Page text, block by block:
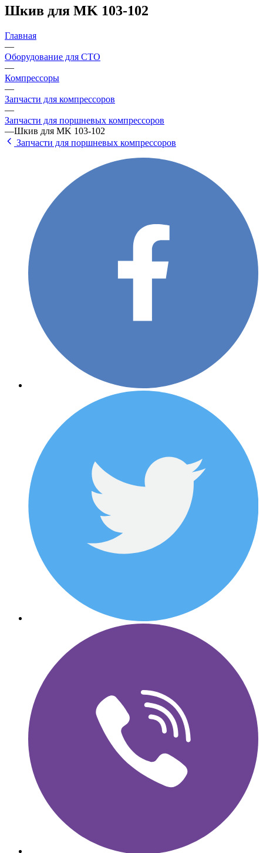
Шкив для MK 103-102
Главная
—
Оборудование для СТО
—
Компрессоры
—
Запчасти для компрессоров
—
Запчасти для поршневых компрессоров
—Шкив для MK 103-102
Запчасти для поршневых компрессоров